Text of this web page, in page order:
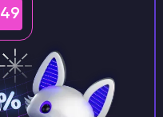
49